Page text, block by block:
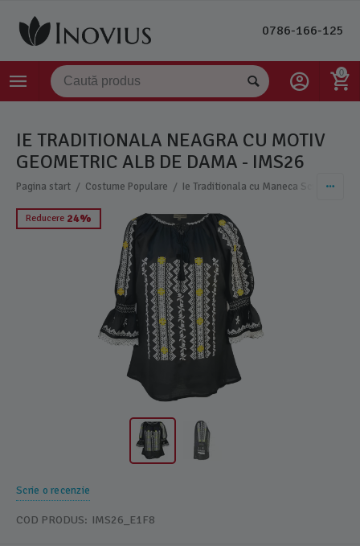
0786-166-125
0
IE TRADITIONALA NEAGRA CU MOTIV
GEOMETRIC ALB DE DAMA - IMS26
Pagina start / Costume Populare / Ie Traditionala cu Maneca Scurta Dama
Reducere 24%
Scrie o recenzie
COD PRODUS: IMS26_E1F8